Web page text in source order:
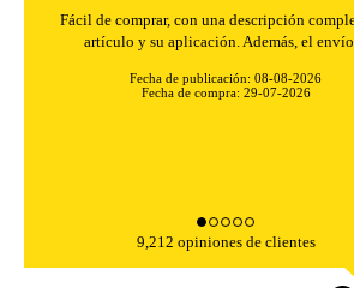
Fácil de comprar, con una descripción
artículo y su aplicación. Además, el
Fecha de publicación: 08-08-2026
Fecha de compra: 29-07-2026
9,212 opiniones de clientes